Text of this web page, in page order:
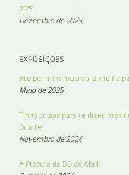
2125
Dezembro de 2025
EXPOSIÇÕES
Até por mim mesmo já me fiz
Maio de 2025
Tinha coisas para te dizer, mas
Duarte
Novembro de 2024
À Procura da BD de Abril